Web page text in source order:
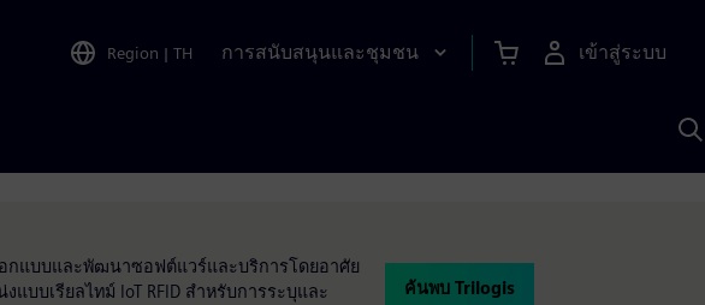
Region | TH การสนับสนุนและชุมชน เข้าสู่ระบบ
อกแบบและพัฒนาซอฟต์แวร์และบริการโดยอาศัย
บบเรียลไทม์ IoT RFID สำหรับการระบุและ
ค้นพบ Trilogis